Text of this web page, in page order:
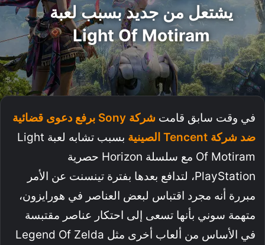
يشتعل من جديد بسبب لعبة
Light Of Motiram
في وقت سابق قامت
شركة Sony برفع دعوى قضائية
ضد شركة Tencent الصينية
بسبب تشابه لعبة Light
Of Motiram مع سلسلة Horizon حصرية
PlayStation، لتدافع بعدها بفترة تينسنت عن الأمر
مبررة أنه مجرد اقتباس لبعض العناصر في هورايزون،
متهمة سوني بأنها تسعى إلى احتكار عناصر مقتبسة
في الأساس من ألعاب أخرى مثل Legend Of Zelda